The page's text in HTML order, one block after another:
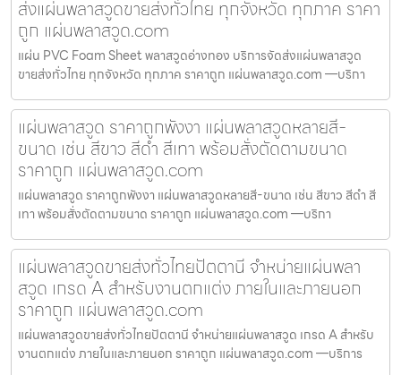
ส่งแผ่นพลาสวูดขายส่งทั่วไทย ทุกจังหวัด ทุกภาค ราคา
ถูก แผ่นพลาสวูด.com
แผ่น PVC Foam Sheet พลาสวูดอ่างทอง บริการจัดส่งแผ่นพลาสวูด
ขายส่งทั่วไทย ทุกจังหวัด ทุกภาค ราคาถูก แผ่นพลาสวูด.com —บริกา
แผ่นพลาสวูด ราคาถูกพังงา แผ่นพลาสวูดหลายสี-
ขนาด เช่น สีขาว สีดำ สีเทา พร้อมสั่งตัดตามขนาด
ราคาถูก แผ่นพลาสวูด.com
แผ่นพลาสวูด ราคาถูกพังงา แผ่นพลาสวูดหลายสี-ขนาด เช่น สีขาว สีดำ สี
เทา พร้อมสั่งตัดตามขนาด ราคาถูก แผ่นพลาสวูด.com —บริกา
แผ่นพลาสวูดขายส่งทั่วไทยปัตตานี จำหน่ายแผ่นพลา
สวูด เกรด A สำหรับงานตกแต่ง ภายในและภายนอก
ราคาถูก แผ่นพลาสวูด.com
แผ่นพลาสวูดขายส่งทั่วไทยปัตตานี จำหน่ายแผ่นพลาสวูด เกรด A สำหรับ
งานตกแต่ง ภายในและภายนอก ราคาถูก แผ่นพลาสวูด.com —บริการ